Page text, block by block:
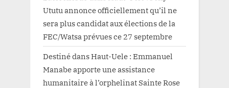
Ututu annonce officiellement qu’il ne
sera plus candidat aux élections de la
FEC/Watsa prévues ce 27 septembre
DestinédansHaut-Uele : Emmanuel
Manabe apporte une assistance
humanitaire à l’orphelinat Sainte Rose